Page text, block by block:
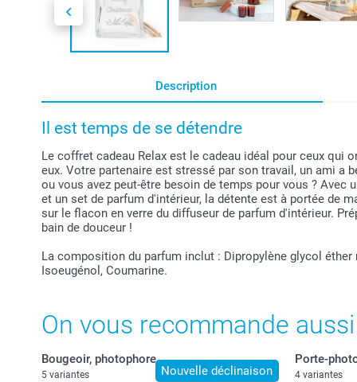
Description
Il est temps de se détendre
Le coffret cadeau Relax est le cadeau idéal pour ceux qui
eux. Votre partenaire est stressé par son travail, un ami a
ou vous avez peut-être besoin de temps pour vous ? Avec
et un set de parfum d'intérieur, la détente est à portée de
sur le flacon en verre du diffuseur de parfum d'intérieur.
bain de douceur !
La composition du parfum inclut : Dipropylène glycol
Isoeugénol, Coumarine.
On vous recommande aussi
Nouvelle déclinaison
Bougeoir, photophore
5 variantes
Porte-
4 variantes